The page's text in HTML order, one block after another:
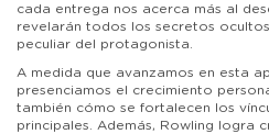
cada entrega nos acerca más al
revelarán todos los secretos
peculiar del protagonista.
A medida que avanzamos en esta
presenciamos el crecimiento
también cómo se fortalecen los
principales. Además, Rowling logra